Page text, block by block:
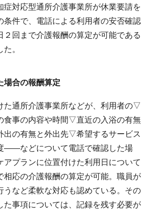
症対応型通所介護事業所が休業要請を
条件で、電話による利用者の安否確認
２回まで介護報酬の算定が可能である
。
場合の報酬算定
通所介護事業所などが、利用者の▽
事の内容や時間▽直近の入浴の有無
の有無と外出先▽希望するサービス
――などについて電話で確認した場
アプランに位置付けた利用日について
相応の介護報酬の算定が可能。職員が
うなど柔軟な対応も認めている。その
た事項については、記録を残す必要が